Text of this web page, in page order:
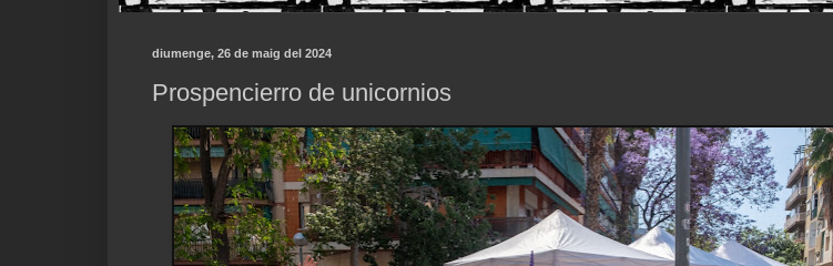
diumenge, 26 de maig del 2024
Prospencierro de unicornios